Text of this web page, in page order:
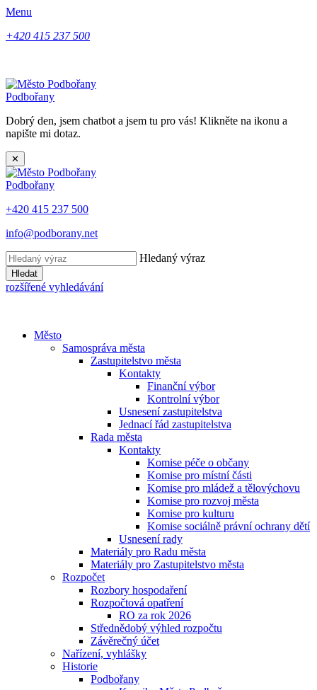
Menu
+420 415 237 500
Podbořany
Dobrý den, jsem chatbot a jsem tu pro vás! Klikněte na ikonu a
napište mi dotaz.
✕
Podbořany
+420 415 237 500
info@podborany.net
Hledaný výraz
Hledat
rozšířené vyhledávání
Město
Samospráva města
Zastupitelstvo města
Kontakty
Finanční výbor
Kontrolní výbor
Usnesení zastupitelstva
Jednací řád zastupitelstva
Rada města
Kontakty
Komise péče o občany
Komise pro místní části
Komise pro mládež a tělovýchovu
Komise pro rozvoj města
Komise pro kulturu
Komise sociálně právní ochrany dětí
Usnesení rady
Materiály pro Radu města
Materiály pro Zastupitelstvo města
Rozpočet
Rozbory hospodaření
Rozpočtová opatření
RO za rok 2026
Střednědobý výhled rozpočtu
Závěrečný účet
Nařízení, vyhlášky
Historie
Podbořany